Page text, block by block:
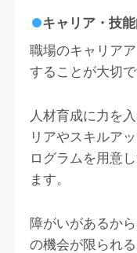
キャリア・技
職場のキャリア
することが大切で
人材育成に力を
リアやスキルア
ログラムを用意
ます。
障がいがあるか
の機会が限られ